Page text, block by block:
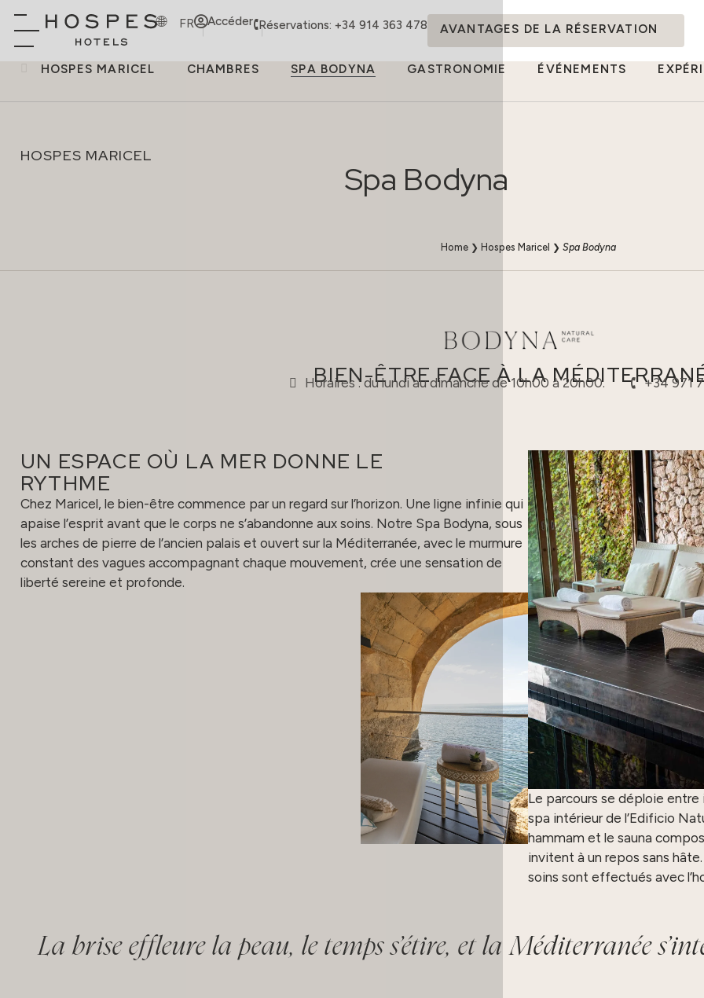
FR Accéder Réservations: +34 914 363 478 AVANTAGES DE LA RÉSERVATION
HOSPES MARICEL CHAMBRES SPA BODYNA GASTRONOMIE ÉVÉNEMENTS
HOSPES MARICEL
Spa Bodyna
Home❯ Hospes Maricel ❯ Spa Bodyna
BIEN-ÊTRE FACE À LA
Horaires : du lundi au dimanche de 10h00 à 20h00. +34 971
UN ESPACE OÙ LA MER DONNE LE
RYTHME
Chez Maricel, le bien-être commence par un regard sur l’horizon. Une ligne infinie qui
apaise l’esprit avant que le corps ne s’abandonne aux soins. Notre Spa Bodyna, sous
les arches de pierre de l’ancien palais et ouvert sur la Méditerranée, avec le murmure
constant des vagues accompagnant chaque mouvement, crée une sensation de
liberté sereine et profonde.
Le parcours se déploie
spa intérieur de l’Edificio
hammam et le sauna
invitent à un repos sans
soins sont effectués avec
La brise effleure la peau, le temps s’étire, et la Méditerranée